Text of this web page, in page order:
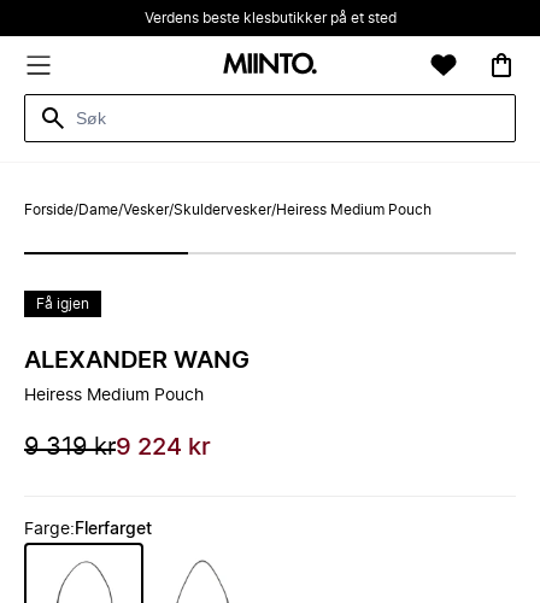
Verdens beste klesbutikker på et sted
Forside/Dame/Vesker/Skuldervesker/Heiress Medium Pouch
Få igjen
ALEXANDER WANG
Heiress Medium Pouch
9 319 kr9 224 kr
Farge: Flerfarget